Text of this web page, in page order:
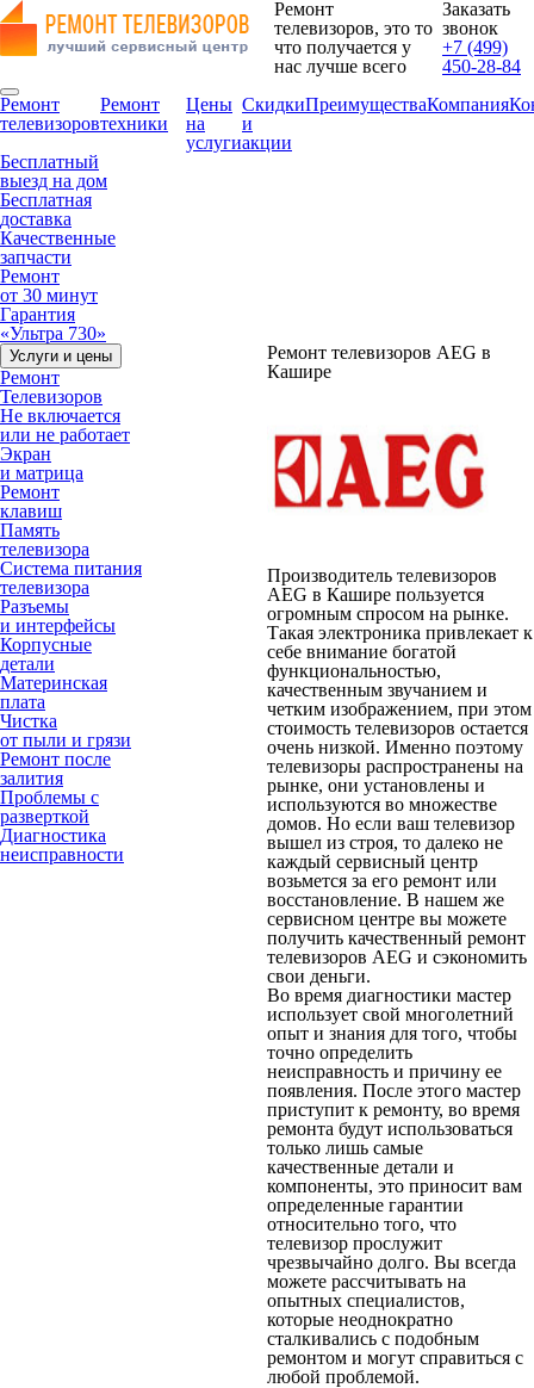
Ремонт
телевизоров, это то
что получается у
нас лучше всего
Заказать
звонок
+7 (499)
450-28-84
Ремонт
телевизоров
Ремонт
техники
Цены
на
услуги
Скидки
и
акции
ПреимуществаКомпания
Бесплатный
выезд на дом
Бесплатная
доставка
Качественные
запчасти
Ремонт
от 30 минут
Гарантия
«Ультра 730»
Услуги и цены
Ремонт
Телевизоров
Не включается
или не работает
Экран
и матрица
Ремонт
клавиш
Память
телевизора
Система питания
телевизора
Разъемы
и интерфейсы
Корпусные
детали
Материнская
плата
Чистка
от пыли и грязи
Ремонт после
залития
Проблемы с
разверткой
Диагностика
неисправности
Ремонт телевизоров AEG в
Кашире
Производитель телевизоров
AEG в Кашире пользуется
огромным спросом на рынке.
Такая электроника привлекает к
себе внимание богатой
функциональностью,
качественным звучанием и
четким изображением, при этом
стоимость телевизоров остается
очень низкой. Именно поэтому
телевизоры распространены на
рынке, они установлены и
используются во множестве
домов. Но если ваш телевизор
вышел из строя, то далеко не
каждый сервисный центр
возьмется за его ремонт или
восстановление. В нашем же
сервисном центре вы можете
получить качественный ремонт
телевизоров AEG и сэкономить
свои деньги.
Во время диагностики мастер
использует свой многолетний
опыт и знания для того, чтобы
точно определить
неисправность и причину ее
появления. После этого мастер
приступит к ремонту, во время
ремонта будут использоваться
только лишь самые
качественные детали и
компоненты, это приносит вам
определенные гарантии
относительно того, что
телевизор прослужит
чрезвычайно долго. Вы всегда
можете рассчитывать на
опытных специалистов,
которые неоднократно
сталкивались с подобным
ремонтом и могут справиться с
любой проблемой.